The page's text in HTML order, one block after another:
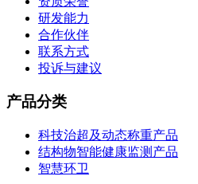
研发能力
合作伙伴
联系方式
投诉与建议
产品分类
科技治超及动态称重产品
结构物智能健康监测产品
智慧环卫